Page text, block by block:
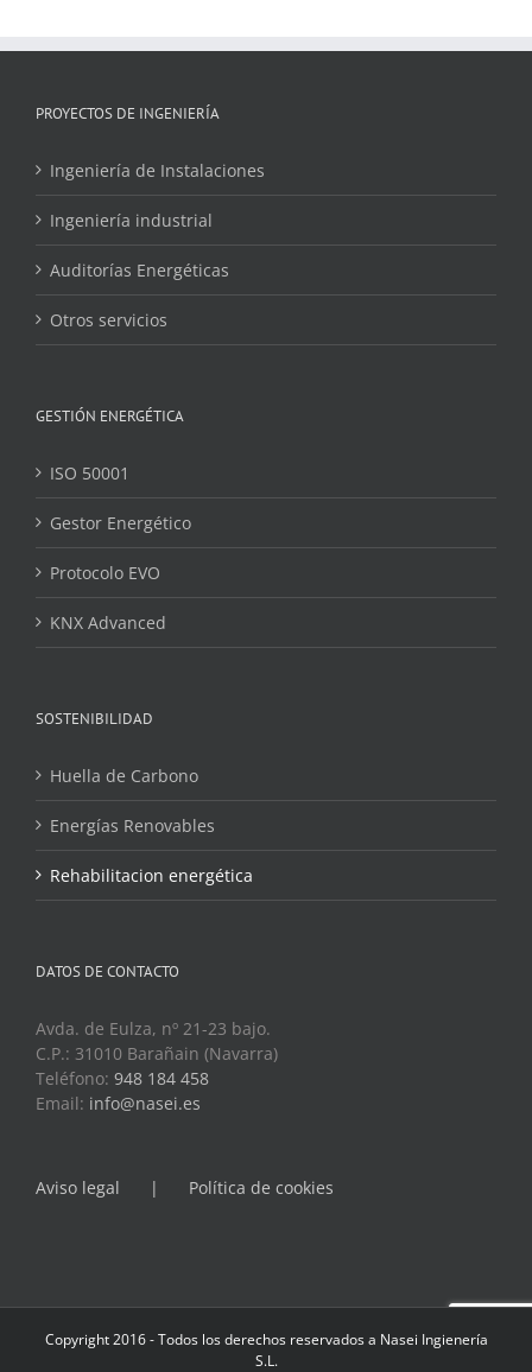
PROYECTOS DE INGENIERÍA
Ingeniería de Instalaciones
Ingeniería industrial
Auditorías Energéticas
Otros servicios
GESTIÓN ENERGÉTICA
ISO 50001
Gestor Energético
Protocolo EVO
KNX Advanced
SOSTENIBILIDAD
Huella de Carbono
Energías Renovables
Rehabilitacion energética
DATOS DE CONTACTO
Avda. de Eulza, nº 21-23 bajo.
C.P.: 31010 Barañain (Navarra)
Teléfono: 948 184 458
Email: info@nasei.es
Aviso legal Política de cookies
Copyright 2016 - Todos los derechos reservados a Nasei Ingienería
S.L.